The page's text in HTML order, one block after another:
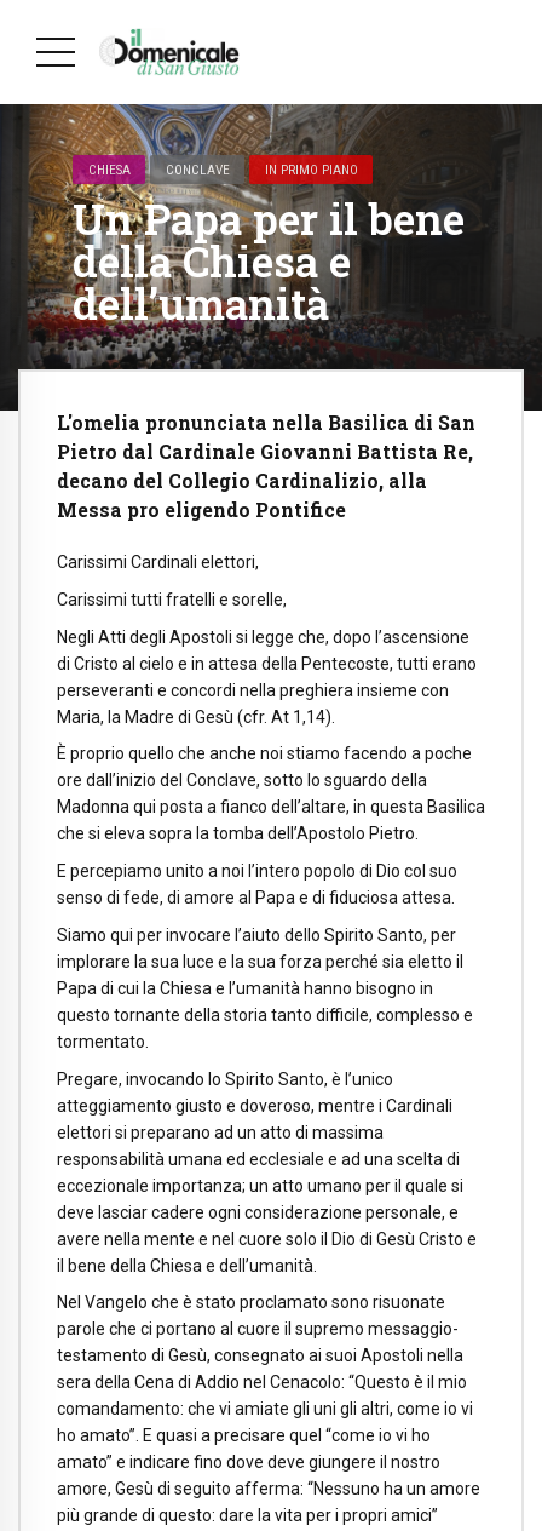
CHIESA CONCLAVE IN PRIMO PIANO
Un Papa per il bene
della Chiesa e
dell’umanità
L'omelia pronunciata nella Basilica di San
Pietro dal Cardinale Giovanni Battista Re,
decano del Collegio Cardinalizio, alla
Messa pro eligendo Pontifice
Carissimi Cardinali elettori,
Carissimi tutti fratelli e sorelle,
Negli Atti degli Apostoli si legge che, dopo l’ascensione
di Cristo al cielo e in attesa della Pentecoste, tutti erano
perseveranti e concordi nella preghiera insieme con
Maria, la Madre di Gesù (cfr. At 1,14).
È proprio quello che anche noi stiamo facendo a poche
ore dall’inizio del Conclave, sotto lo sguardo della
Madonna qui posta a fianco dell’altare, in questa Basilica
che si eleva sopra la tomba dell’Apostolo Pietro.
E percepiamo unito a noi l’intero popolo di Dio col suo
senso di fede, di amore al Papa e di fiduciosa attesa.
Siamo qui per invocare l’aiuto dello Spirito Santo, per
implorare la sua luce e la sua forza perché sia eletto il
Papa di cui la Chiesa e l’umanità hanno bisogno in
questo tornante della storia tanto difficile, complesso e
tormentato.
Pregare, invocando lo Spirito Santo, è l’unico
atteggiamento giusto e doveroso, mentre i Cardinali
elettori si preparano ad un atto di massima
responsabilità umana ed ecclesiale e ad una scelta di
eccezionale importanza; un atto umano per il quale si
deve lasciar cadere ogni considerazione personale, e
avere nella mente e nel cuore solo il Dio di Gesù Cristo e
il bene della Chiesa e dell’umanità.
Nel Vangelo che è stato proclamato sono risuonate
parole che ci portano al cuore il supremo messaggio-
testamento di Gesù, consegnato ai suoi Apostoli nella
sera della Cena di Addio nel Cenacolo: “Questo è il mio
comandamento: che vi amiate gli uni gli altri, come io vi
ho amato”. E quasi a precisare quel “come io vi ho
amato” e indicare fino dove deve giungere il nostro
amore, Gesù di seguito afferma: “Nessuno ha un amore
più grande di questo: dare la vita per i propri amici”